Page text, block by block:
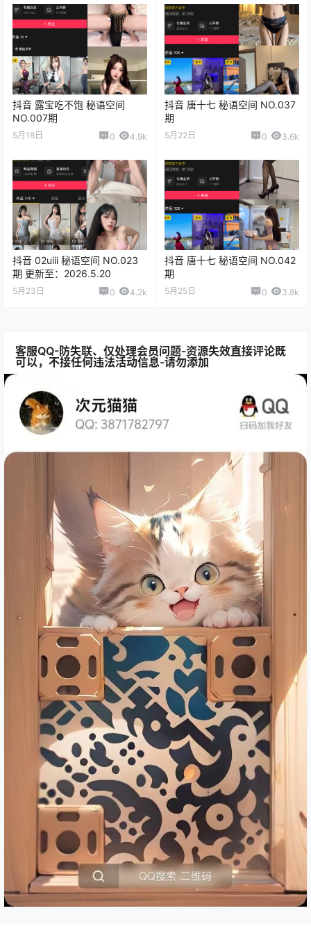
抖音 露宝吃不饱 秘语空间
NO.007期
5月18日 0 4.9k
抖音 唐十七 秘语空间 NO.037
期
5月22日 0 3.6k
抖音 02uiii 秘语空间 NO.023
期 更新至：2026.5.20
5月23日 0 4.2k
抖音 唐十七 秘语空间 NO.042
期
5月25日 0 3.8k
客服QQ-防失联、仅处理会员问题-资源失效直接评论既
可以，不接任何违法活动信息-请勿添加